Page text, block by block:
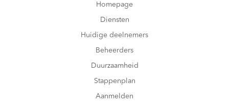
Homepage
Diensten
Huidige deelnemers
Beheerders
Duurzaamheid
Stappenplan
Aanmelden